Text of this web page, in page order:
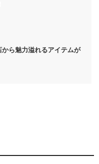
から魅力溢れるアイテムが